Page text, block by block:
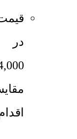
در 25 در 60 سانتی‌متر